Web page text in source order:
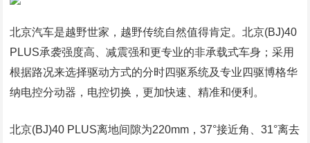
北京汽车是越野世家，越野传统自然值得肯定。北京(BJ)40
PLUS承袭强度高、减震强和更专业的非承载式车身；采用
根据路况来选择驱动方式的分时四驱系统及专业四驱博格华
纳电控分动器，电控切换，更加快速、精准和便利。
北京(BJ)40 PLUS离地间隙为220mm，37°接近角、31°离去